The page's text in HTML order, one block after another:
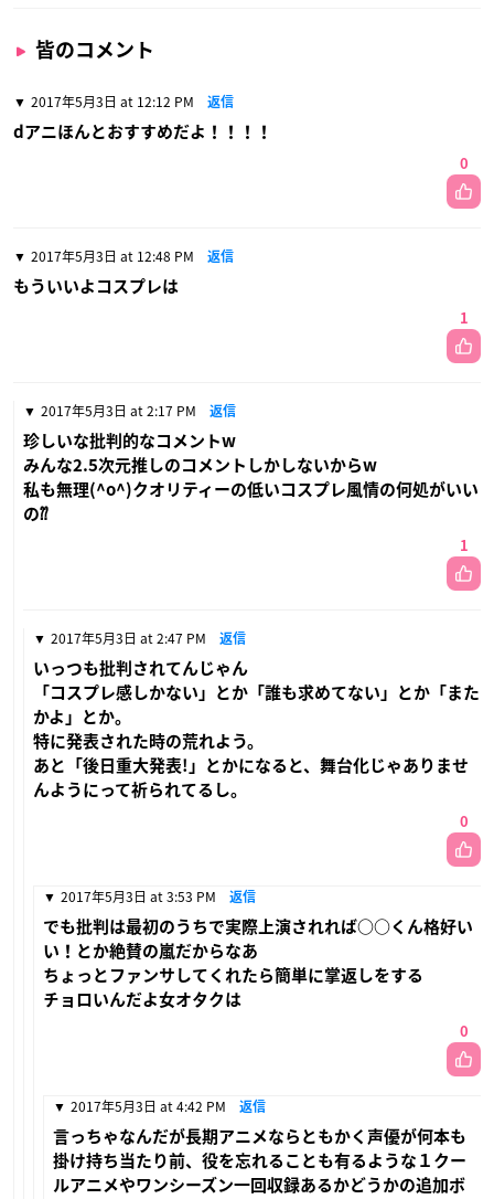
皆のコメント
2017年5月3日 at 12:12 PM 返信
dアニほんとおすすめだよ！！！！
0
2017年5月3日 at 12:48 PM 返信
もういいよコスプレは
1
2017年5月3日 at 2:17 PM 返信
珍しいな批判的なコメントw
みんな2.5次元推しのコメントしかしないからw
私も無理(^o^)クオリティーの低いコスプレ風情の何処がいい
の⁇
1
2017年5月3日 at 2:47 PM 返信
いっつも批判されてんじゃん
「コスプレ感しかない」とか「誰も求めてない」とか「また
かよ」とか。
特に発表された時の荒れよう。
あと「後日重大発表!」とかになると、舞台化じゃありませ
んようにって祈られてるし。
0
2017年5月3日 at 3:53 PM 返信
でも批判は最初のうちで実際上演されれば○○くん格好い
い！とか絶賛の嵐だからなあ
ちょっとファンサしてくれたら簡単に掌返しをする
チョロいんだよ女オタクは
0
2017年5月3日 at 4:42 PM 返信
言っちゃなんだが長期アニメならともかく声優が何本も
掛け持ち当たり前、役を忘れることも有るような１クー
ルアニメやワンシーズン一回収録あるかどうかの追加ボ